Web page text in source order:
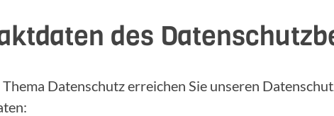
des
Thema Datenschutz erreichen Sie unseren